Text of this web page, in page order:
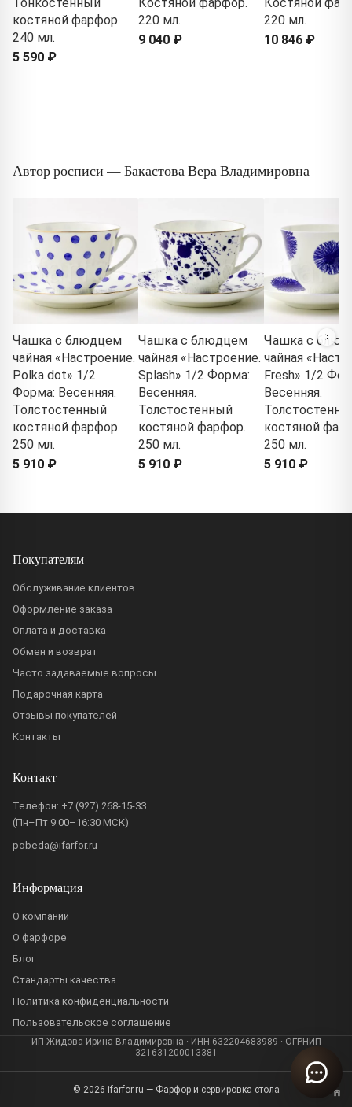
Тонкостенный
костяной фарфор.
240 мл.
5 590 ₽
Костяной фарфор.
220 мл.
9 040 ₽
Костяной
220 мл.
10 846 ₽
Автор росписи — Бакастова Вера Владимировна
Чашка с блюдцем
чайная «Настроение.
Polka dot» 1/2
Форма: Весенняя.
Толстостенный
костяной фарфор.
250 мл.
5 910 ₽
Чашка с блюдцем
чайная «Настроение.
Splash» 1/2 Форма:
Весенняя.
Толстостенный
костяной фарфор.
250 мл.
5 910 ₽
Чашка с
чайная
Fresh» 1/2
Весенняя.
костяной
250 мл.
5 910 ₽
Покупателям
Обслуживание клиентов
Оформление заказа
Оплата и доставка
Обмен и возврат
Часто задаваемые вопросы
Подарочная карта
Отзывы покупателей
Контакты
Контакт
Телефон: +7 (927) 268-15-33
(Пн–Пт 9:00–16:30 МСК)
pobeda@ifarfor.ru
Информация
О компании
О фарфоре
Блог
Стандарты качества
Политика конфиденциальности
Пользовательское соглашение
ИП Жидова Ирина Владимировна · ИНН 632204683989 · ОГРНИП
321631200013381
© 2026 ifarfor.ru — Фарфор и сервировка стола